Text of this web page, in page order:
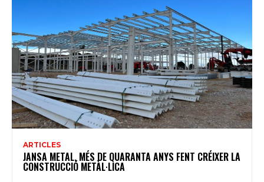
ARTICLES
JANSA METAL, MÉS DE QUARANTA ANYS FENT CRÉIXER LA
CONSTRUCCIÓ METÀL·LICA